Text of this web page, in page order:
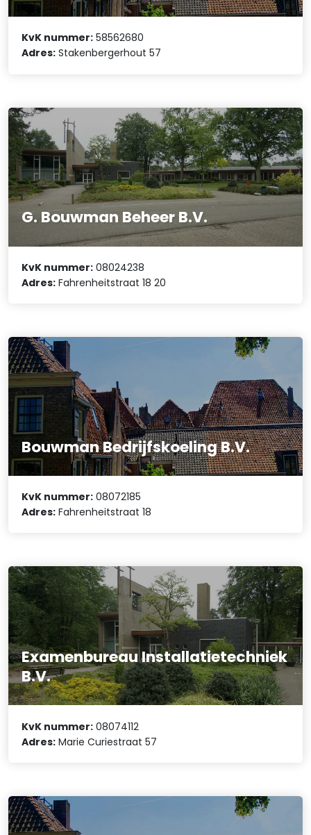
KvK nummer: 58562680
Adres: Stakenbergerhout 57
G. Bouwman Beheer B.V.
KvK nummer: 08024238
Adres: Fahrenheitstraat 18 20
Bouwman Bedrijfskoeling B.V.
KvK nummer: 08072185
Adres: Fahrenheitstraat 18
Examenbureau Installatietechniek
B.V.
KvK nummer: 08074112
Adres: Marie Curiestraat 57